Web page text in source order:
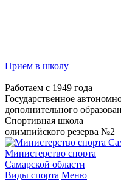
Прием в школу
Работаем с 1949 года
Государственное
дополнительного
Спортивная школа
олимпийского резерва №2
Министерство спорта
Самарской области
Виды спорта Меню